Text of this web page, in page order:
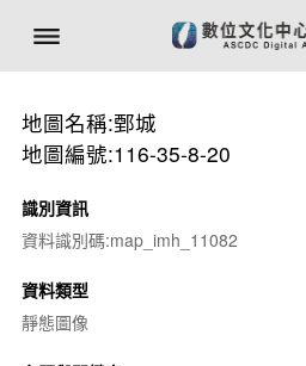
地圖名稱:鄄城
地圖編號:116-35-8-20
識別資訊
資料識別碼:map_imh_11082
資料類型
靜態圖像